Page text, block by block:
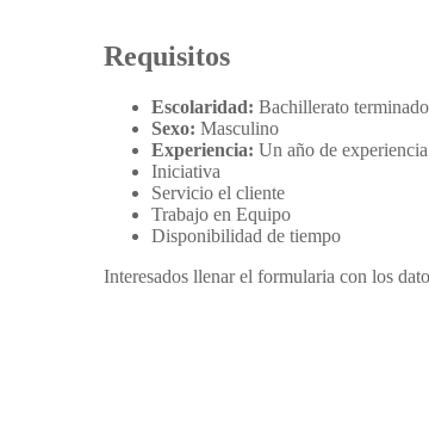
Requisitos
Escolaridad: Bachillerato
Sexo: Masculino
Experiencia: Un año de
Iniciativa
Servicio el cliente
Trabajo en Equipo
Disponibilidad de tiempo
Interesados llenar el formularia con los